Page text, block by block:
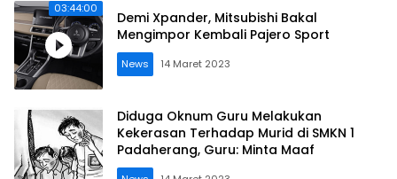
03:44:00
Demi Xpander, Mitsubishi Bakal
Mengimpor Kembali Pajero Sport
News 14 Maret 2023
Diduga Oknum Guru Melakukan
Kekerasan Terhadap Murid di SMKN 1
Padaherang, Guru: Minta Maaf